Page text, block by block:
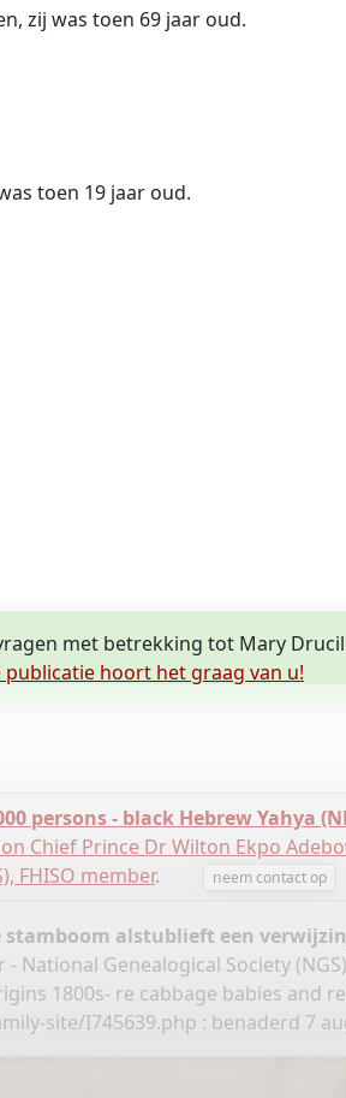
zij was toen 69 jaar oud.
toen 19 jaar oud.
met betrekking tot Mary
publicatie hoort het graag van u!
persons - black Hebrew Yahya
Chief Prince Dr Wilton Ekpo
FHISO member. neem contact op
alstublieft een
Genealogical Society
1800s- re cabbage babies and
site/I745639.php : benaderd 7